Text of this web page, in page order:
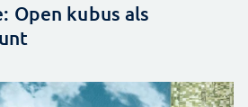
Open kubus als